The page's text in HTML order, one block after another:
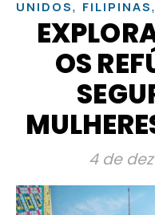
UNIDOS, FILIPINAS
OS
4 de